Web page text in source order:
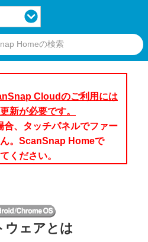
Cloudのご利用には
新が必要です。
、タッチパネルでファー
。ScanSnap Homeで
ください。
ウェアとは